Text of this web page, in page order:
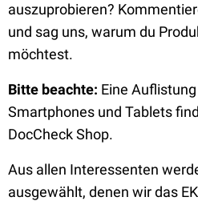
auszuprobieren?
und sag uns, warum du
möchtest.
Bitte beachte: Eine
Smartphones und Tablets
DocCheck Shop.
Aus allen Interessenten
ausgewählt, denen wir das